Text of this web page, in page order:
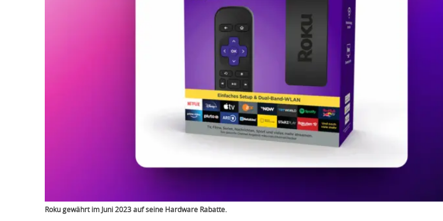
Roku gewährt im Juni 2023 auf seine Hardware Rabatte.